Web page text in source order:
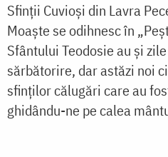
Sfinții Cuvioși din Lavra
Moaște se odihnesc în
Sfântului Teodosie au și
sărbătorire, dar astăzi noi
sfinților călugări care au
ghidându-ne pe calea